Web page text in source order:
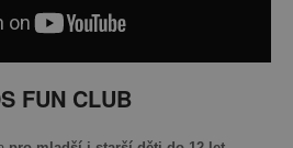
FUN CLUB